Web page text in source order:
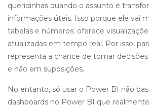
queridinhas quando o assunto é
informações úteis. Isso porque ele vai
tabelas e números: oferece
atualizadas em tempo real. Por isso,
representa a chance de tomar
e não em suposições.
No entanto, só usar o Power BI não
dashboards no Power BI que